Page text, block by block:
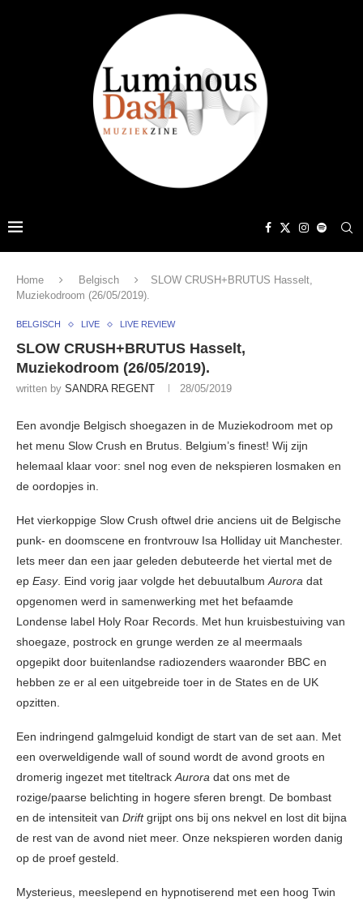
Home Belgisch
SLOW CRUSH+BRUTUS Hasselt,
Muziekodroom (26/05/2019).
BELGISCH LIVE LIVE REVIEW
SLOW CRUSH+BRUTUS Hasselt,
Muziekodroom (26/05/2019).
written by SANDRA REGENT 28/05/2019
Een avondje Belgisch shoegazen in de Muziekodroom met op
het menu Slow Crush en Brutus. Belgium’s finest! Wij zijn
helemaal klaar voor: snel nog even de nekspieren losmaken en
de oordopjes in.
Het vierkoppige Slow Crush oftwel drie anciens uit de Belgische
punk- en doomscene en frontvrouw Isa Holliday uit Manchester.
Iets meer dan een jaar geleden debuteerde het viertal met de
ep Easy. Eind vorig jaar volgde het debuutalbumAurora dat
opgenomen werd in samenwerking met het befaamde
Londense label Holy Roar Records. Met hun kruisbestuiving van
shoegaze, postrock en grunge werden ze al meermaals
opgepikt door buitenlandse radiozenders waaronder BBC en
hebben ze er al een uitgebreide toer in de States en de UK
opzitten.
Een indringend galmgeluid kondigt de start van de set aan. Met
een overweldigende wall of sound wordt de avond groots en
dromerig ingezet met titeltrackAurora dat ons met de
rozige/paarse belichting in hogere sferen brengt. De bombast
en de intensiteit van Driftgrijpt ons bij ons nekvel en lost dit bijna
de rest van de avond niet meer. Onze nekspieren worden danig
op de proef gesteld.
Mysterieus, meeslepend en hypnotiserend met een hoog Twin